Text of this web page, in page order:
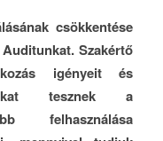
csökkentése
Szakértő
igényeit és
tesznek a
felhasználása